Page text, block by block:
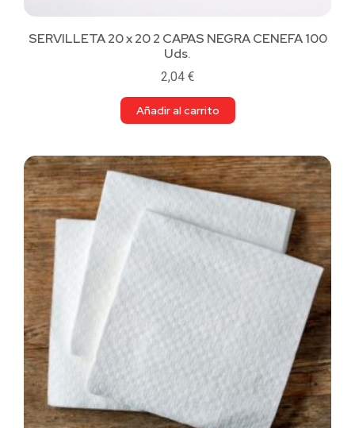
SERVILLETA 20 x 20 2 CAPAS NEGRA CENEFA 100
Uds.
2,04 €
Añadir al carrito